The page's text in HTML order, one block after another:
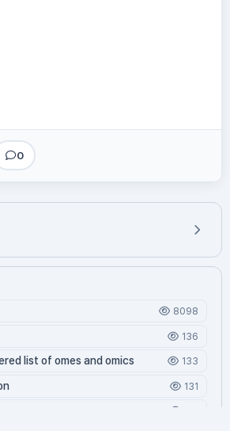
0
8098
136
list of omes and omics 133
131